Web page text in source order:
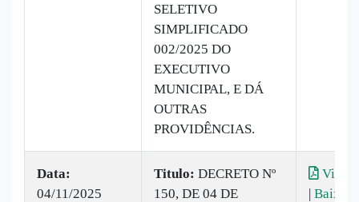
SELETIVO
SIMPLIFICADO
002/2025 DO
EXECUTIVO
MUNICIPAL, E DÁ
OUTRAS
PROVIDÊNCIAS.
Data:
04/11/2025
Titulo: DECRETO Nº
150, DE 04 DE
| Baixar